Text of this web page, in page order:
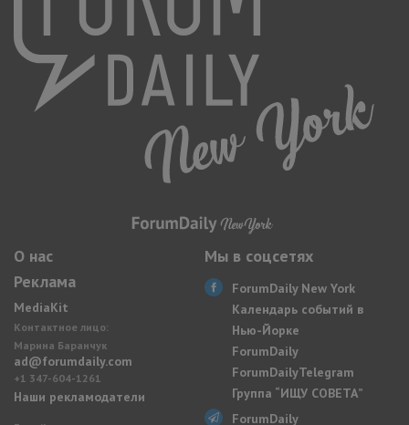
О нас
Реклама
MediaKit
Контактное лицо:
Марина Баранчук
ad@forumdaily.com
+1 347-604-1261
Наши рекламодатели
Мы в соцсетях
ForumDaily New York
Календарь событий в
Нью-Йорке
ForumDaily
ForumDailyTelegram
Группа “ИЩУ СОВЕТА”
ForumDaily